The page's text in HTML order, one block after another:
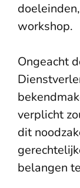
workshop.
Ongeacht
verplicht
dit
belangen